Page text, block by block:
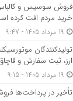
فروش سوسیس و
خرید مردم افت کرده
تولیدکنندگان
ارز، ثبت سفارش و
تأخیر در پرداخت‌ها